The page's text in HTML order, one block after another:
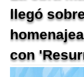
llegó
con